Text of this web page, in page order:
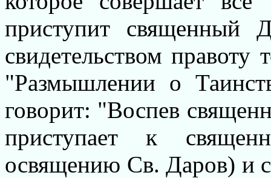
приступит священный
свидетельством
"Размышлении о
говорит: "Воспев
приступает к
освящению Св. Даров) и